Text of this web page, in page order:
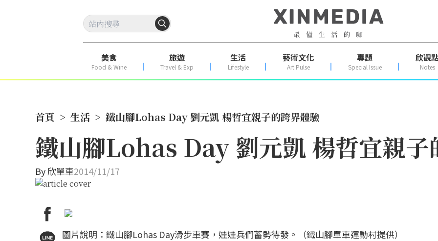
美食
Food & Wine
旅遊
Travel & Exp
生活
Lifestyle
藝術文化
Art Pulse
專題
Special Issue
欣觀
Notes
首頁 > 生活 > 鐵山腳Lohas Day 劉元凱 楊哲宜親子的跨界體驗
鐵山腳Lohas Day 劉元凱 楊哲宜親子
By欣單車2014/11/17
圖片說明：鐵山腳Lohas Day滑步車賽，娃娃兵們蓄勢待發。（鐵山腳單車運動村提供）